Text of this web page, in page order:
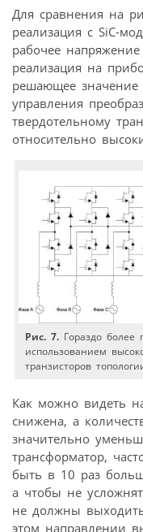
Для сравнения на
реализация с SiC-
рабочее
реализация на
решающее значение
управления
твердотельному
относительно
Рис. 7. Гораздо более
использованием
транзисторов
Как можно видеть
снижена, а
значительно
трансформатор,
быть в 10 раз
а чтобы не
не должны
этом направлении